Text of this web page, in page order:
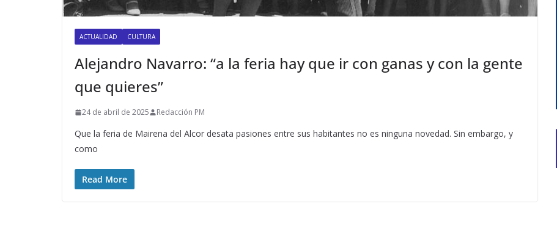
ACTUALIDAD CULTURA
Alejandro Navarro: “a la feria hay que ir con ganas y con la gente
que quieres”
24 de abril de 2025 Redacción PM
Que la feria de Mairena del Alcor desata pasiones entre sus habitantes no es ninguna novedad. Sin embargo, y
como
Read More